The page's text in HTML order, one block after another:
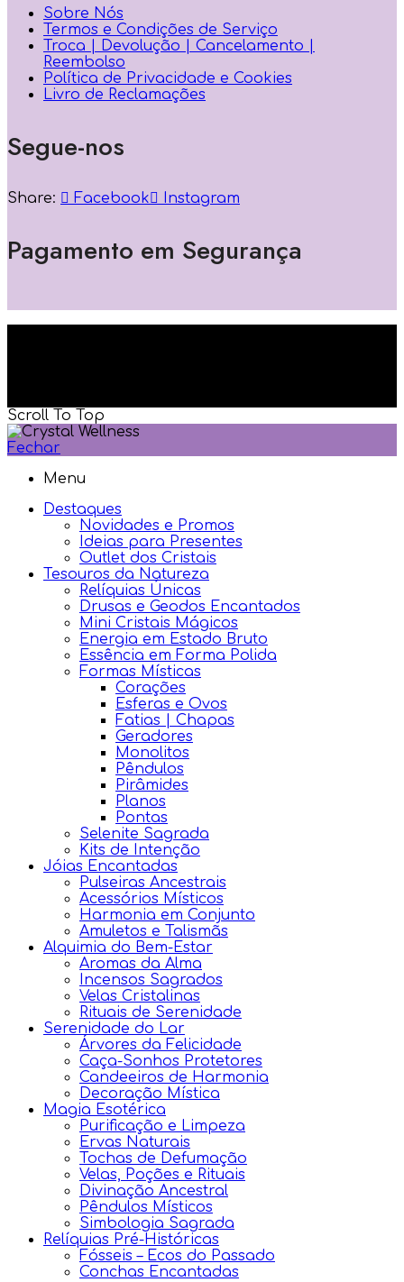
Sobre Nós
Termos e Condições de Serviço
Troca | Devolução | Cancelamento |
Reembolso
Política de Privacidade e Cookies
Livro de Reclamações
Segue-nos
Share: Facebook Instagram
Pagamento em Segurança
Scroll To Top
Fechar
Menu
Destaques
Novidades e Promos
Ideias para Presentes
Outlet dos Cristais
Tesouros da Natureza
Relíquias Únicas
Drusas e Geodos Encantados
Mini Cristais Mágicos
Energia em Estado Bruto
Essência em Forma Polida
Formas Místicas
Corações
Esferas e Ovos
Fatias | Chapas
Geradores
Monolitos
Pêndulos
Pirâmides
Planos
Pontas
Selenite Sagrada
Kits de Intenção
Jóias Encantadas
Pulseiras Ancestrais
Acessórios Místicos
Harmonia em Conjunto
Amuletos e Talismãs
Alquimia do Bem-Estar
Aromas da Alma
Incensos Sagrados
Velas Cristalinas
Rituais de Serenidade
Serenidade do Lar
Árvores da Felicidade
Caça-Sonhos Protetores
Candeeiros de Harmonia
Decoração Mística
Magia Esotérica
Purificação e Limpeza
Ervas Naturais
Tochas de Defumação
Velas, Poções e Rituais
Divinação Ancestral
Pêndulos Místicos
Simbologia Sagrada
Relíquias Pré-Históricas
Fósseis – Ecos do Passado
Conchas Encantadas